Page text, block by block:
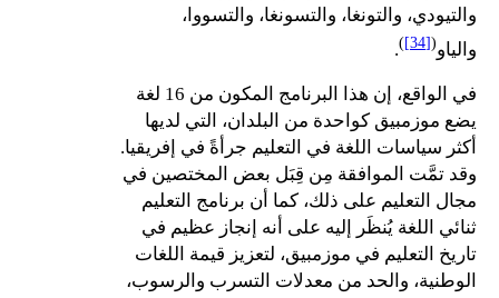
والتيودي، والتونغا، والتسونغا، والتسووا،
والياو(
[34]
)
.
في الواقع، إن هذا البرنامج المكون من 16 لغة
يضع موزمبيق كواحدة من البلدان، التي لديها
أكثر سياسات اللغة في التعليم جرأةً في إفريقيا.
وقد تمَّت الموافقة مِن قِبَل بعض المختصين في
مجال التعليم على ذلك، كما أن برنامج التعليم
ثنائي اللغة يُنظَر إليه على أنه إنجاز عظيم في
تاريخ التعليم في موزمبيق، لتعزيز قيمة اللغات
الوطنية، والحد من معدلات التسرب والرسوب،